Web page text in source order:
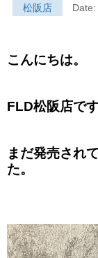
松阪店
こんにちは。
FLD松阪店です
まだ発売され
た。